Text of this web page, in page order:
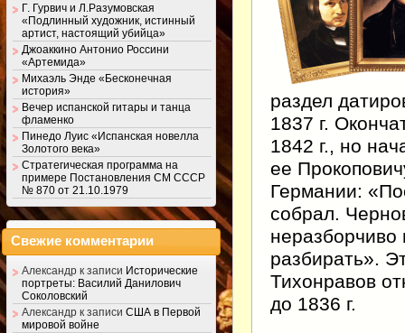
раздел
1837 г.
1842 г., но
ее
Германии:
собрал.
разбирать».
Тихонравов
до 1836 г.
Г. Гурвич и Л.Разумовская
«Подлинный художник, истинный
артист, настоящий убийца»
Джоаккино Антонио Россини
«Артемида»
Михаэль Энде «Бесконечная
история»
Вечер испанской гитары и танца
фламенко
Пинедо Луис «Испанская новелла
Золотого века»
Стратегическая программа на
примере Постановления СМ СССР
№ 870 от 21.10.1979
Свежие комментарии
Александр к записи Исторические
портреты: Василий Данилович
Соколовский
Александр к записи США в Первой
мировой войне